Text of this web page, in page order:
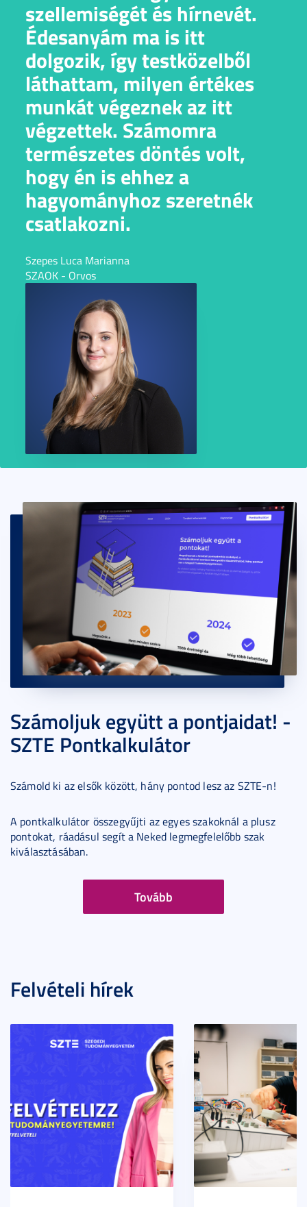
szellemiségét és hírnevét.
Édesanyám ma is itt
dolgozik, így testközelből
láthattam, milyen értékes
munkát végeznek az itt
végzettek. Számomra
természetes döntés volt,
hogy én is ehhez a
hagyományhoz szeretnék
csatlakozni.
Szepes Luca Marianna
SZAOK - Orvos
Számoljuk együtt a pontjaidat! -
SZTE Pontkalkulátor
Számold ki az elsők között, hány pontod lesz az SZTE-n!
A pontkalkulátor összegyűjti az egyes szakoknál a plusz
pontokat, ráadásul segít a Neked legmegfelelőbb szak
kiválasztásában.
Tovább
Felvételi hírek